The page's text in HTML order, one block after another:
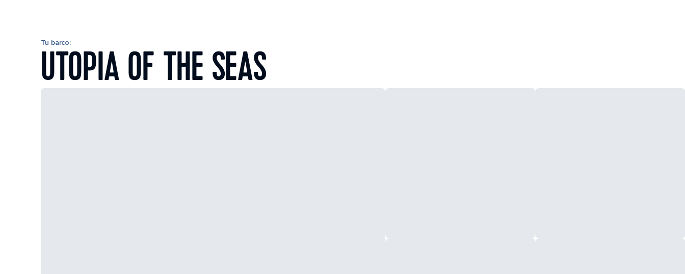
Tu barco:
UTOPIA OF THE SEAS